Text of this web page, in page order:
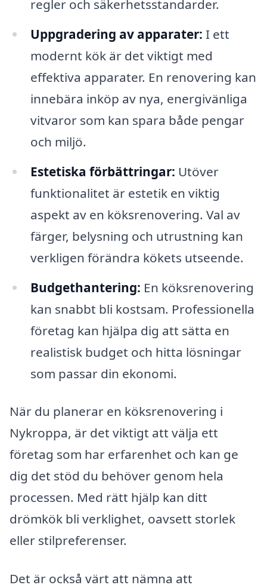
regler och säkerhetsstandarder.
Uppgradering av apparater: I ett
modernt kök är det viktigt med
effektiva apparater. En renovering kan
innebära inköp av nya, energivänliga
vitvaror som kan spara både pengar
och miljö.
Estetiska förbättringar: Utöver
funktionalitet är estetik en viktig
aspekt av en köksrenovering. Val av
färger, belysning och utrustning kan
verkligen förändra kökets utseende.
Budgethantering: En köksrenovering
kan snabbt bli kostsam. Professionella
företag kan hjälpa dig att sätta en
realistisk budget och hitta lösningar
som passar din ekonomi.
När du planerar en köksrenovering i
Nykroppa, är det viktigt att välja ett
företag som har erfarenhet och kan ge
dig det stöd du behöver genom hela
processen. Med rätt hjälp kan ditt
drömkök bli verklighet, oavsett storlek
eller stilpreferenser.
Det är också värt att nämna att